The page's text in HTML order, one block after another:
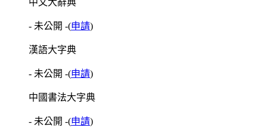
中文大辭典
- 未公開 -(申請)
漢語大字典
- 未公開 -(申請)
中國書法大字典
- 未公開 -(申請)